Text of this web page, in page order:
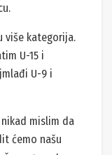
više kategorija.
U-15 i
U-9 i
mislim da
ćemo našu